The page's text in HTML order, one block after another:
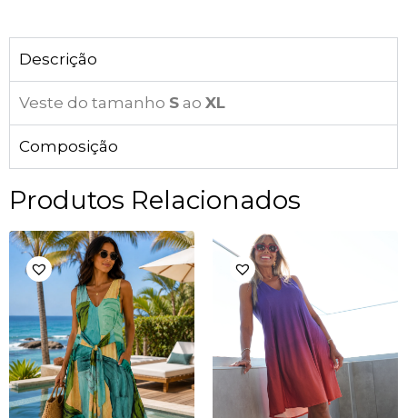
Descrição
Veste do tamanho S ao XL
Composição
Produtos Relacionados